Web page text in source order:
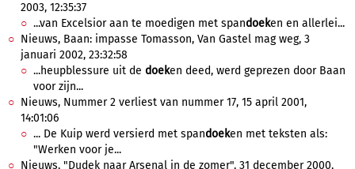
2003, 12:35:37
...van Excelsior aan te moedigen met spandoeken en allerlei...
Nieuws, Baan: impasse Tomasson, Van Gastel mag weg, 3
januari 2002, 23:32:58
...heupblessure uit de doeken deed, werd geprezen door Baan
voor zijn...
Nieuws, Nummer 2 verliest van nummer 17, 15 april 2001,
14:01:06
... De Kuip werd versierd met spandoeken met teksten als:
"Werken voor je...
Nieuws, "Dudek naar Arsenal in de zomer", 31 december 2000,